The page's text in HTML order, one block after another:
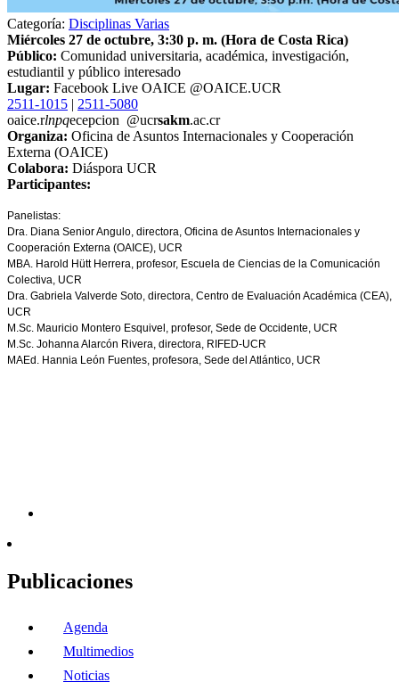
Categoría: Disciplinas Varias
Miércoles 27 de octubre, 3:30 p. m. (Hora de Costa Rica)
Público: Comunidad universitaria, académica, investigación,
estudiantil y público interesado
Lugar: Facebook Live OAICE @OAICE.UCR
2511-1015 | 2511-5080
oaice.rlnpqecepcion @ucrsakm.ac.cr
Organiza: Oficina de Asuntos Internacionales y Cooperación
Externa (OAICE)
Colabora: Diáspora UCR
Participantes:
Panelistas:
Dra. Diana Senior Angulo, directora, Oficina de Asuntos Internacionales y
Cooperación Externa (OAICE), UCR
MBA. Harold Hütt Herrera, profesor, Escuela de Ciencias de la Comunicación
Colectiva, UCR
Dra. Gabriela Valverde Soto, directora, Centro de Evaluación Académica (CEA),
UCR
M.Sc. Mauricio Montero Esquivel, profesor, Sede de Occidente, UCR
M.Sc. Johanna Alarcón Rivera, directora, RIFED-UCR
MAEd. Hannia León Fuentes, profesora, Sede del Atlántico, UCR
Publicaciones
Agenda
Multimedios
Noticias